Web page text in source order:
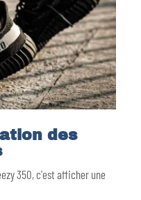
des
350, c'est afficher une